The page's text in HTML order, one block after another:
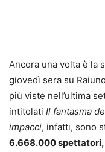
Ancora una volta è la
giovedì sera su
più viste nell’ultima
intitolati Il fantasma
impacci, infatti, sono
6.668.000 spettatori,